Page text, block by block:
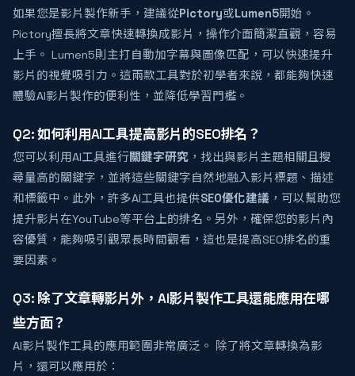
如果您是影片製作新手，建議從Pictory或Lumen5開始。
Pictory擅長將文章快速轉換成影片，操作介面簡潔直觀，容易
上手。 Lumen5則主打自動加字幕與圖像匹配，可以快速提升
影片的視覺吸引力。這兩款工具對於初學者來說，都能夠快速
體驗AI影片製作的便利性，並降低學習門檻。
Q2: 如何利用AI工具提高影片的SEO排名？
您可以利用AI工具進行關鍵字研究 ，找出與影片主題相關且搜
尋量高的關鍵字，並將這些關鍵字自然地融入影片標題、描述
和標籤中。此外，許多AI工具也提供SEO優化建議 ，可以幫助您
提升影片在YouTube等平台上的排名。另外，確保您的影片內
容優質，能夠吸引觀眾長時間觀看，這也是提高SEO排名的重
要因素。
Q3: 除了文章轉影片外，AI影片製作工具還能應用在哪
些方面？
AI影片製作工具的應用範圍非常廣泛。 除了將文章轉換為影
片，還可以應用於：